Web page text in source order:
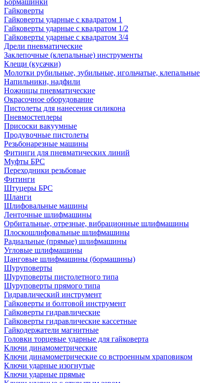
Бормашинки
Гайковерты
Гайковерты ударные с квадратом 1
Гайковерты ударные с квадратом 1/2
Гайковерты ударные с квадратом 3/4
Дрели пневматические
Заклепочные (клепальные) инструменты
Клещи (кусачки)
Молотки рубильные, зубильные, игольчатые, клепальные
Напильники, надфили
Ножницы пневматические
Окрасочное оборудование
Пистолеты для нанесения силикона
Пневмостеплеры
Присоски вакуумные
Продувочные пистолеты
Резьбонарезные машины
Фитинги для пневматических линий
Муфты БРС
Переходники резьбовые
Фитинги
Штуцеры БРС
Шланги
Шлифовальные машины
Ленточные шлифмашины
Орбитальные, отрезные, вибрационные шлифмашины
Плоскошлифовальные шлифмашины
Радиальные (прямые) шлифмашины
Угловые шлифмашины
Цанговые шлифмашины (бормашины)
Шуруповерты
Шуруповерты пистолетного типа
Шуруповерты прямого типа
Гидравлический инструмент
Гайковерты и болтовой инструмент
Гайковерты гидравлические
Гайковерты гидравлические кассетные
Гайкодержатели магнитные
Головки торцевые ударные для гайковерта
Ключи динамометрические
Ключи динамометрические со встроенным храповиком
Ключи ударные изогнутые
Ключи ударные прямые